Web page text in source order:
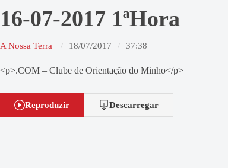
16-07-2017 1ªHora
A Nossa Terra 18/07/2017 37:38
<p>.COM – Clube de Orientação do Minho</p>
Reproduzir Descarregar